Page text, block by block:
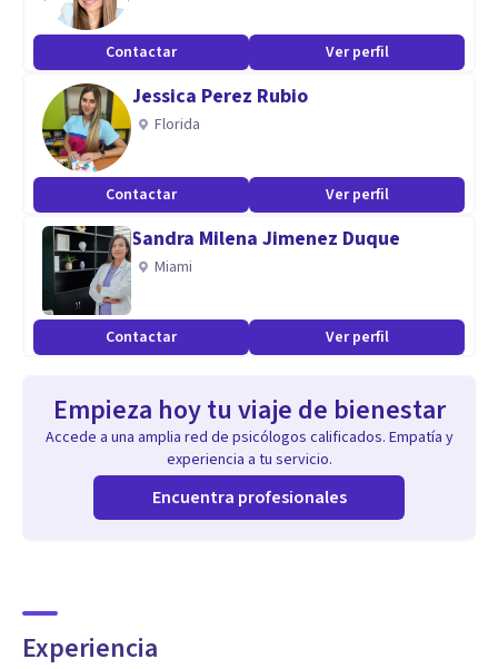
Mi práctica integra la evidencia científica con una mirada
flexible y centrada en la persona, según la etapa vital y las
necesidades que tengas.
Aptitudes
Práctica bilingüe (español/inglés).
Contactar Ver perfil
Jessica Perez Rubio
Florida
Contactar Ver perfil
Sandra Milena Jimenez Duque
Miami
Contactar Ver perfil
Empieza hoy tu viaje de bienestar
Accede a una amplia red de psicólogos calificados. Empatía y
experiencia a tu servicio.
Encuentra profesionales
Experiencia